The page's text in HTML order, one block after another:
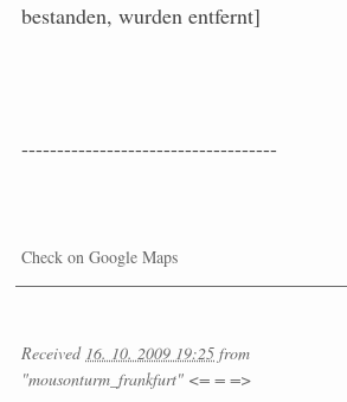
bestanden, wurden entfernt]
------------------------------------
Check on Google Maps
Received 16. 10. 2009 19:25 from
"mousonturm_frankfurt" <= = =>